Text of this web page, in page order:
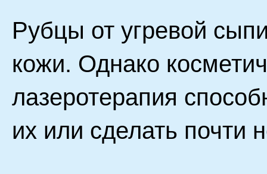
Рубцы от угревой
кожи. Однако
лазеротерапия
их или сделать почти